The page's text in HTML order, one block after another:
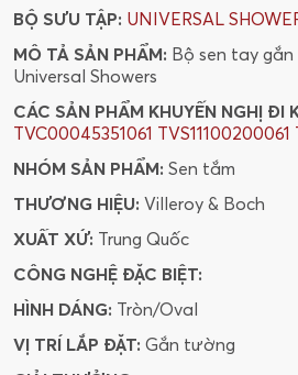
BỘ SƯU TẬP: UNIVERSAL
MÔ TẢ SẢN PHẨM: Bộ sen tay
Universal Showers
CÁC SẢN PHẨM KHUYẾN NGHỊ ĐI
TVC00045351061 TVS11100200061
NHÓM SẢN PHẨM: Sen tắm
THƯƠNG HIỆU: Villeroy & Boch
XUẤT XỨ: Trung Quốc
CÔNG NGHỆ ĐẶC BIỆT:
HÌNH DÁNG: Tròn/Oval
VỊ TRÍ LẮP ĐẶT: Gắn tường